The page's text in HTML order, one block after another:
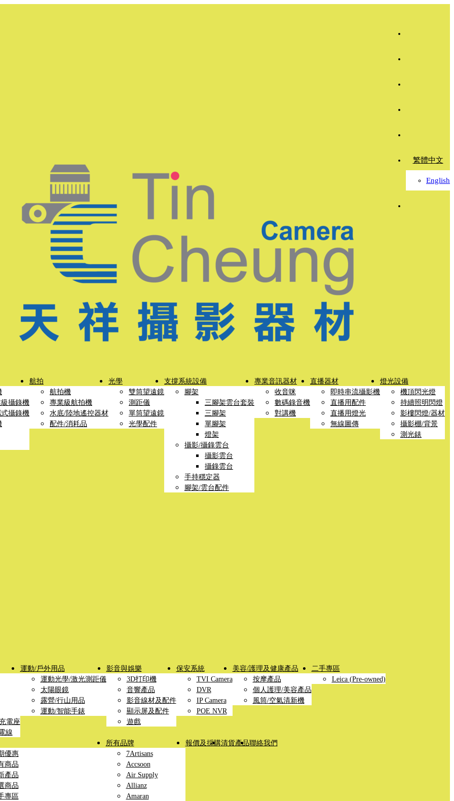
繁體中文
English
攝錄機
攝錄機
航拍
航拍機
專業級航拍機
水底/陸地遙控器材
配件/消耗品
光學
雙筒望遠鏡
測距儀
單筒望遠鏡
光學配件
支撐系統設備
腳架
三腳架雲台套裝
三腳架
單腳架
燈架
攝影/攝錄雲台
攝影雲台
攝錄雲台
手持穩定器
腳架/雲台配件
專業音訊器材
收音咪
數碼錄音機
對講機
直播器材
即時串流攝影機
直播用配件
直播用燈光
無線圖傳
燈光設備
機頂閃光燈
持續照明閃燈
影樓閃燈/器材
攝影棚/背景
測光錶
電座
線
運動/戶外用品
運動光學/激光測距儀
太陽眼鏡
露營/行山用品
運動/智能手錶
影音與娛樂
3D打印機
音響產品
影音線材及配件
顯示屏及配件
遊戲
保安系統
TVI Camera
DVR
IP Camera
POE NVR
美容/護理及健康產品
按摩產品
個人護理/美容產品
風筒/空氣清新機
二手專區
Leica (Pre-owned)
優惠
商品
產品
商品
專區
所有品牌
7Artisans
Accsoon
Air Supply
Allianz
Amaran
報價及採購清貨產品聯絡我們